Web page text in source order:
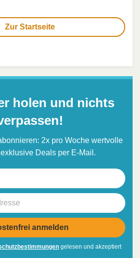
Zur Startseite
holen und nichts
2x pro Woche wertvolle
exklusive Deals per E-Mail.
gelesen und akzeptiert